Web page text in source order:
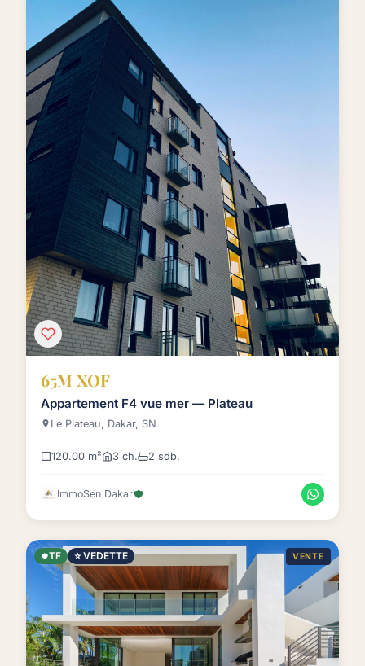
65M XOF
Appartement F4 vue mer — Plateau
Le Plateau, Dakar, SN
120.00 m² 3 ch. 2 sdb.
ImmoSen Dakar
TF ⭐ VEDETTE VENTE